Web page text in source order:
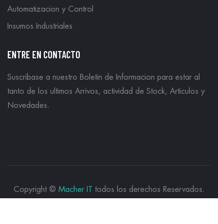
Automatizacion y Control
Insumos Industriales
ENTRE EN CONTACTO
Suscribase a nuestro Boletin de Informacion para estar al
tanto de los ultimos Arrivos, actividad de Stock, Articulos y
Novedades.
Copyright © Macher IT todos los derechos Reservados.